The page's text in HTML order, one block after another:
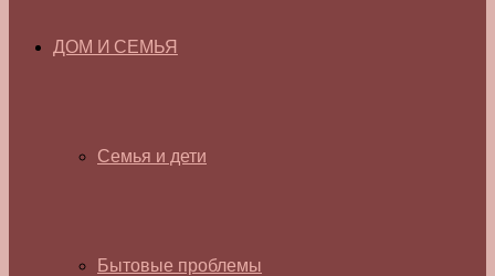
ДОМ И СЕМЬЯ
Семья и дети
Бытовые проблемы